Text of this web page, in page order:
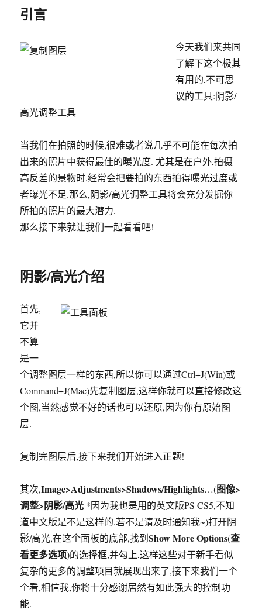
引言
今天我们来共同
了解下这个极其
有用的,不可思
议的工具:阴影/
高光调整工具
当我们在拍照的时候,很难或者说几乎不可能在每次拍
出来的照片中获得最佳的曝光度. 尤其是在户外,拍摄
高反差的景物时,经常会把要拍的东西拍得曝光过度或
者曝光不足.那么,阴影/高光调整工具将会充分发掘你
所拍的照片的最大潜力.
那么接下来就让我们一起看看吧!
阴影/高光介绍
首先,
它并
不算
是一
个调整图层一样的东西,所以你可以通过Ctrl+J(Win)或
Command+J(Mac)先复制图层,这样你就可以直接修改这
个图,当然感觉不好的话也可以还原,因为你有原始图
层.
复制完图层后,接下来我们开始进入正题!
其次,Image>Adjustments>Shadows/Highlights…(图像>
调整>阴影/高光 *因为我也是用的英文版PS CS5,不知
道中文版是不是这样的,若不是请及时通知我~)打开阴
影/高光,在这个面板的底部,找到Show More Options(查
看更多选项)的选择框,并勾上,这样这些对于新手看似
复杂的更多的调整项目就展现出来了,接下来我们一个
个看,相信我,你将十分感谢居然有如此强大的控制功
能.